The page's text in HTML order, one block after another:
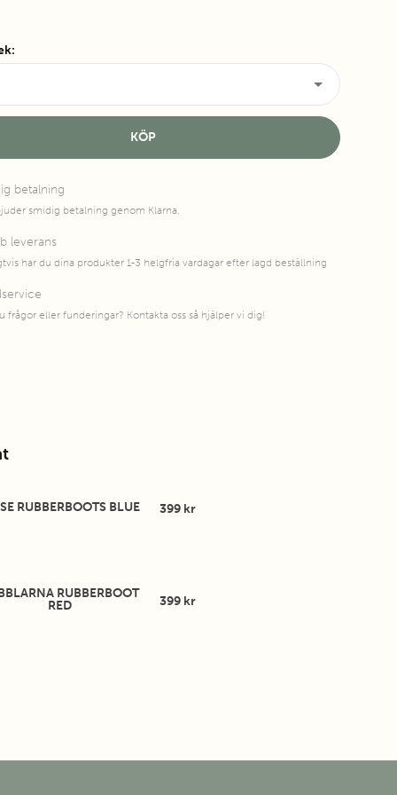
:
KÖP
betalning
smidig betalning genom Klarna.
leverans
har du dina produkter 1-3 helgfria vardagar efter lagd beställning
frågor eller funderingar? Kontakta oss så hjälper vi dig!
RUBBERBOOTS BLUE 399 kr
RUBBERBOOT
RED
399 kr